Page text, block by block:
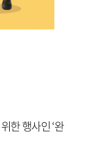
한 행사인 ‘완